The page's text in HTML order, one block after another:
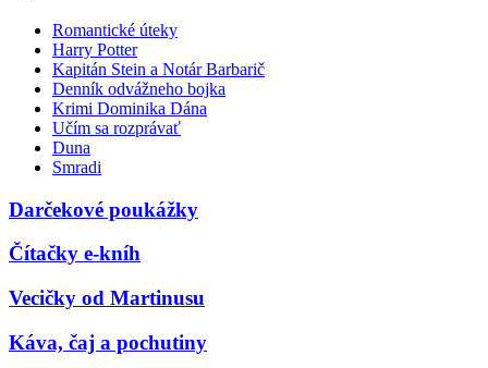
Romantické úteky
Harry Potter
Kapitán Stein a Notár Barbarič
Denník odvážneho bojka
Krimi Dominika Dána
Učím sa rozprávať
Duna
Smradi
Darčekové poukážky
Čítačky e-kníh
Vecičky od Martinusu
Káva, čaj a pochutiny